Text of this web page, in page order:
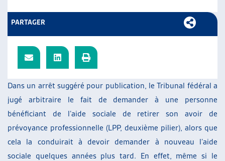
Dans un arrêt suggéré pour publication, le Tribunal fédéral a
jugé arbitraire le fait de demander à une personne
bénéficiant de l’aide sociale de retirer son avoir de
prévoyance professionnelle (LPP, deuxième pilier), alors que
cela la conduirait à devoir demander à nouveau l’aide
sociale quelques années plus tard. En effet, même si le
PARTAGER